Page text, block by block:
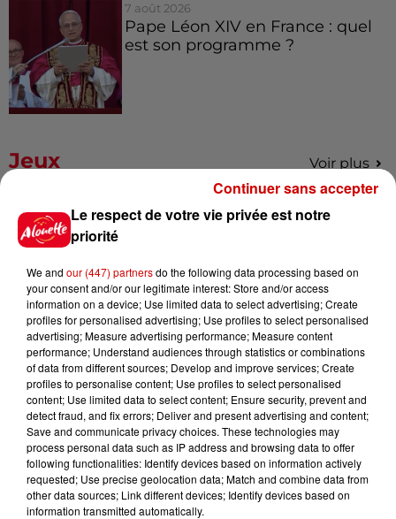
7 août 2026
Pape Léon XIV en France : quel
est son programme ?
Jeux Voir plus
Gagnez vos places pour le
festival Marché Gourmand 2026
Le Duel - Gagnez vos entrées
pour l'un des zoos de nos
régions !
Destination Vacances - Gagnez
votre séjour en famille au cœur
de la...
Le respect de votre vie privée est notre
priorité
We and our (447) partnersdo the following data processing based on
your consent and/or our legitimate interest: Store and/or access
information on a device; Use limited data to select advertising; Create
profiles for personalised advertising; Use profiles to select personalised
advertising; Measure advertising performance; Measure content
performance; Understand audiences through statistics or combinations
of data from different sources; Develop and improve services; Create
profiles to personalise content; Use profiles to select personalised
content; Use limited data to select content; Ensure security, prevent and
detect fraud, and fix errors; Deliver and present advertising and content;
Save and communicate privacy choices. These technologies may
process personal data such as IP address and browsing data to offer
following functionalities: Identify devices based on information actively
requested; Use precise geolocation data; Match and combine data from
other data sources; Link different devices; Identify devices based on
information transmitted automatically.
Continuer sans accepter